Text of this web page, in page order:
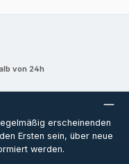
von 24h
erscheinenden
Ersten sein, über neue
werden.